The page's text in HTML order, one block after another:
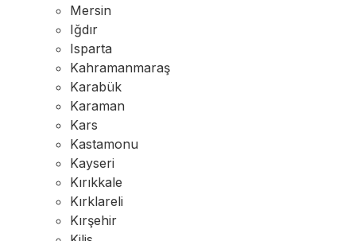
Mersin
Iğdır
Isparta
Kahramanmaraş
Karabük
Karaman
Kars
Kastamonu
Kayseri
Kırıkkale
Kırklareli
Kırşehir